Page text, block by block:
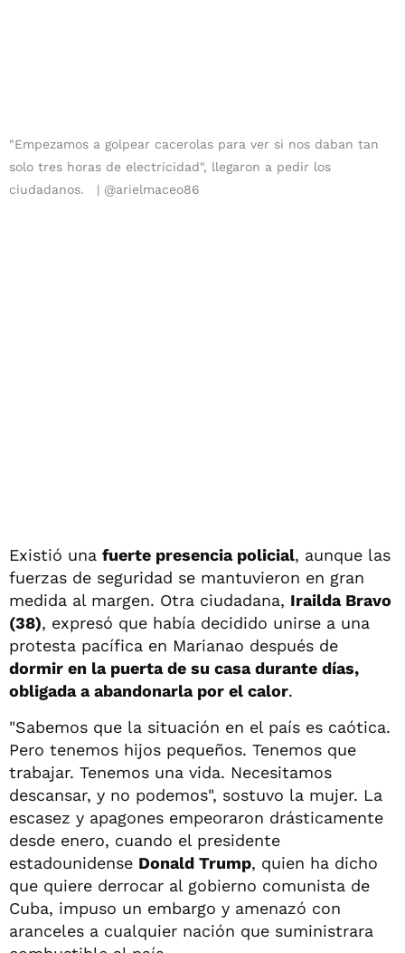
"Empezamos a golpear cacerolas para ver si nos daban tan
solo tres horas de electricidad", llegaron a pedir los
ciudadanos.
@arielmaceo86
Existió una fuerte presencia policial, aunque las
fuerzas de seguridad se mantuvieron en gran
medida al margen. Otra ciudadana, Irailda Bravo
(38), expresó que había decidido unirse a una
protesta pacífica en Marianao después de
dormir en la puerta de su casa durante días,
obligada a abandonarla por el calor.
"Sabemos que la situación en el país es caótica.
Pero tenemos hijos pequeños. Tenemos que
trabajar. Tenemos una vida. Necesitamos
descansar, y no podemos", sostuvo la mujer. La
escasez y apagones empeoraron drásticamente
desde enero, cuando el presidente
estadounidense Donald Trump, quien ha dicho
que quiere derrocar al gobierno comunista de
Cuba, impuso un embargo y amenazó con
aranceles a cualquier nación que suministrara